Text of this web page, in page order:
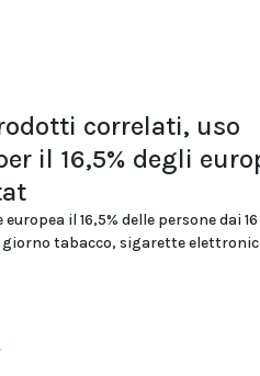
correlati, uso
il 16,5% degli
il 16,5% delle persone dai
tabacco, sigarette